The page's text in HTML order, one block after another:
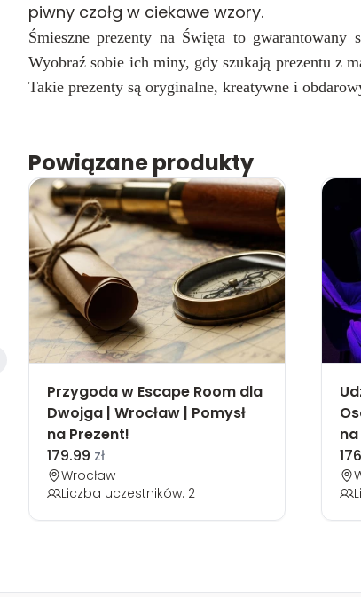
piwny czołg w ciekawe wzory.
Śmieszne prezenty na Święta to
Wyobraź sobie ich miny, gdy szukają prezentu z
Takie prezenty są oryginalne, kreatywne i
Powiązane produkty
Przygoda w Escape Room dla
Dwojga | Wrocław | Pomysł
na Prezent!
179.99 zł
Wrocław
Liczba uczestników: 2